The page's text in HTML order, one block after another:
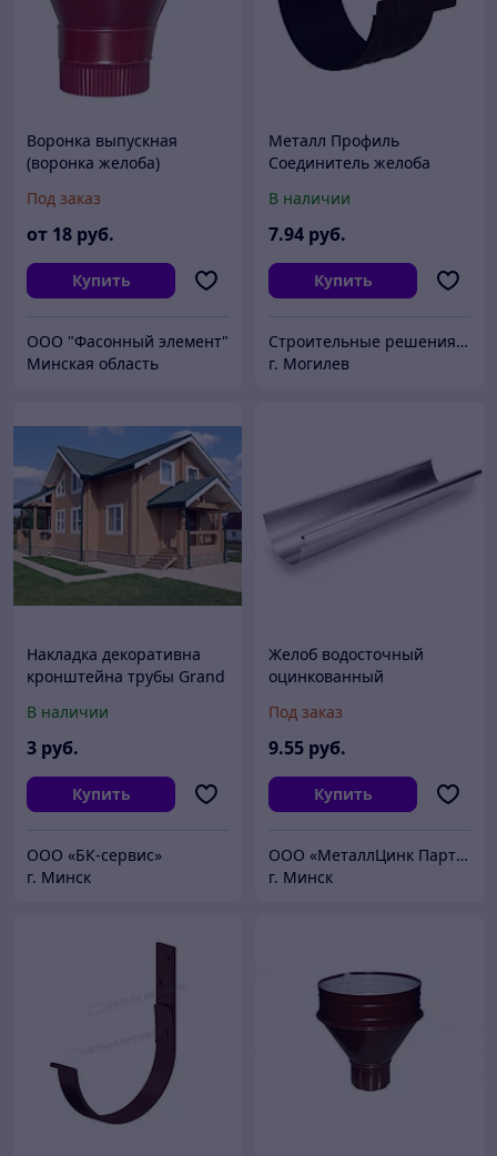
Воронка выпускная
(воронка желоба)
мм)
Под заказ
от 18 руб.
Купить
ООО "Фасонный элемент"
Минская область
Металл Профиль
Соединитель желоба
В наличии
7.94 руб.
Купить
Строительные решения FERRUM BASI
г. Могилев
Накладка декоративна
кронштейна трубы Grand
Полиуретан (цвета)
В наличии
3 руб.
Купить
ООО «БК-сервис»
г. Минск
Желоб водосточный
оцинкованный
Под заказ
9.55 руб.
Купить
ООО «МеталлЦинк Партнер»
г. Минск